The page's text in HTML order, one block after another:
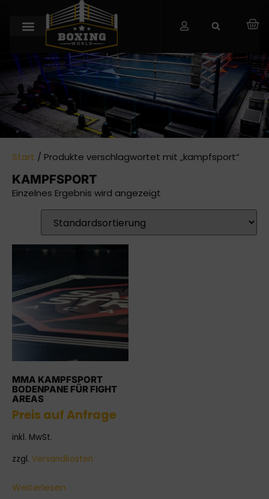
Start / Produkte verschlagwortet mit „kampfsport“
KAMPFSPORT
Einzelnes Ergebnis wird angezeigt
MMA KAMPFSPORT
BODENPANE FÜR FIGHT
AREAS
Preis auf Anfrage
inkl. MwSt.
zzgl. Versandkosten
Weiterlesen